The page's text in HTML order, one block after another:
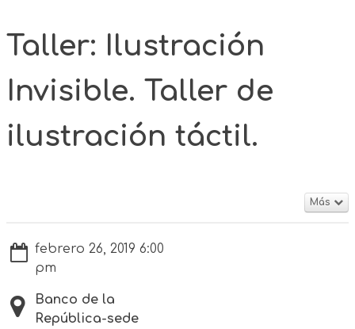
Taller: Ilustración
Invisible. Taller de
ilustración táctil.
Más
febrero 26, 2019 6:00
pm
Banco de la
República-sede